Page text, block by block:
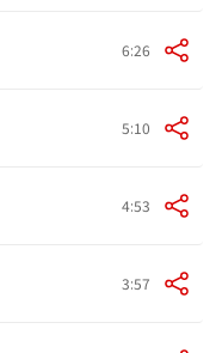
6:26
5:10
4:53
3:57